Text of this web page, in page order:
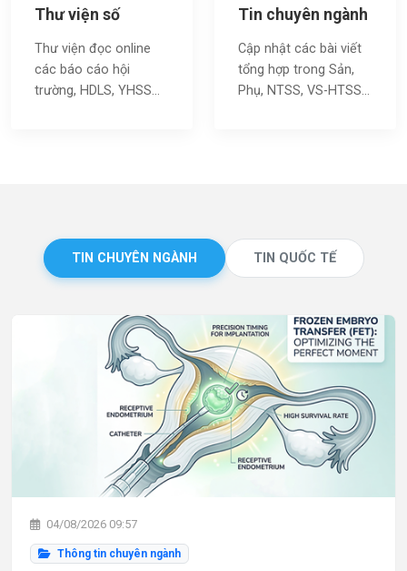
Thư viện số
Thư viện đọc online
các báo cáo hội
trường, HDLS, YHSS…
Tin chuyên ngành
Cập nhật các bài viết
tổng hợp trong Sản,
Phụ, NTSS, VS-HTSS...
TIN CHUYÊN NGÀNH TIN QUỐC TẾ
04/08/2026 09:57
Thông tin chuyên ngành